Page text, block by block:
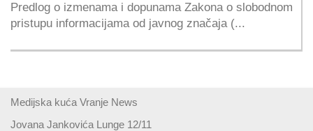
Predlog o izmenama i dopunama Zakona o slobodnom
pristupu informacijama od javnog značaja (...
Medijska kuća Vranje News
Jovana Jankovića Lunge 12/11